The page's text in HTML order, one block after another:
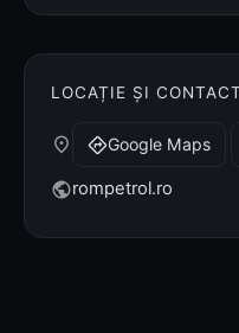
LOCAȚIE ȘI CONTACT
place directionsGoogle Maps
publicrompetrol.ro